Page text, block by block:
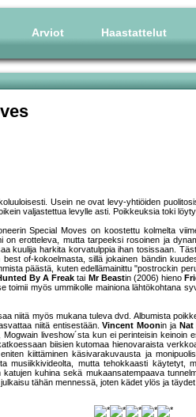
Arviot Haastattelut
Usein ne ovat levy-yhtiöiden
valjastettua levylle asti. Poikkeuksia toki
Special Moves on koostettu kolmelta
on erotteleva, mutta tarpeeksi rosoinen ja
kuulija harkita korvatulppia ihan tosissaan.
of-kokoelmasta, sillä jokainen bändin
päästä, kuten edellämainittu "postrockin
By A Freak tai Mr Beastin (2006) hieno
toimii myös ummikolle mainiona lähtökohtana
niitä myös mukana tuleva dvd. Albumista
niitä entisestään.Vincent Moonin ja
liveshow´sta kun ei perinteisin
biisien kutomaa hienovaraista
kiittäminen käsivarakuvausta ja
musiikkivideolta, mutta tehokkaasti käytetyt,
kuhina sekä mukaansatempaava
tähän mennessä, joten kädet ylös ja